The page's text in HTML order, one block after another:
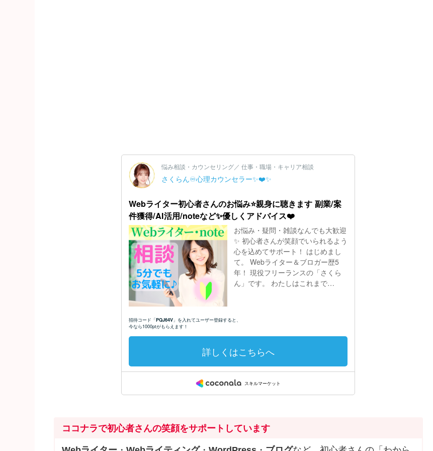
ココナラで初心者さんの笑顔をサポートしています